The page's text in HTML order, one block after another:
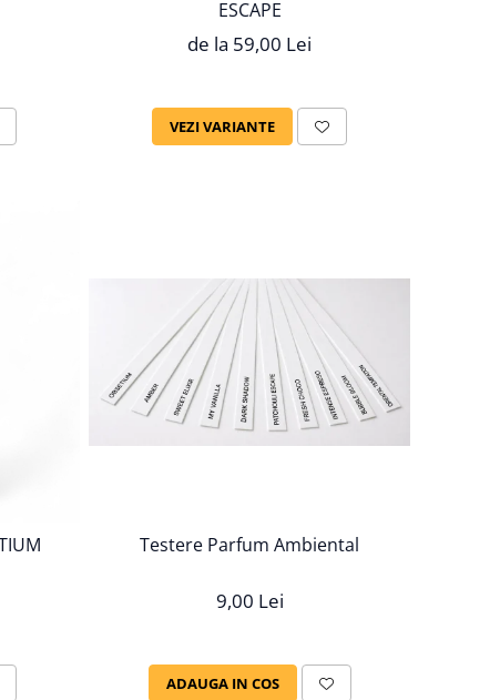
ESCAPE
de la 59,00 Lei
VEZI VARIANTE
Testere Parfum Ambiental
9,00 Lei
ADAUGA IN COS